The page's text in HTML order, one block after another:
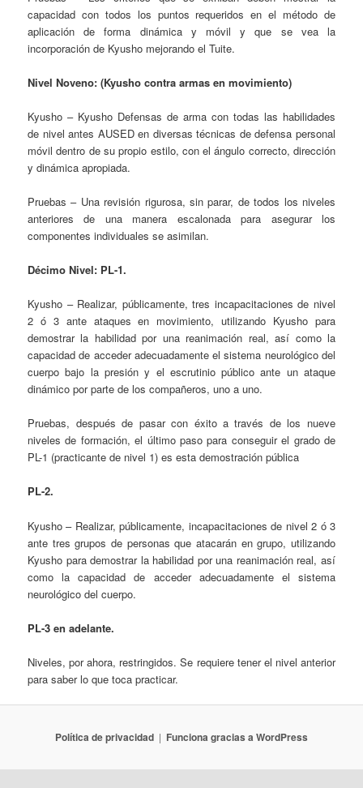
capacidad con todos los puntos requeridos en el método de
aplicación de forma dinámica y móvil y que se vea la
incorporación de Kyusho mejorando el Tuite.
Nivel Noveno: (Kyusho contra armas en movimiento)
Kyusho – Kyusho Defensas de arma con todas las habilidades
de nivel antes AUSED en diversas técnicas de defensa personal
móvil dentro de su propio estilo, con el ángulo correcto, dirección
y dinámica apropiada.
Pruebas – Una revisión rigurosa, sin parar, de todos los niveles
anteriores de una manera escalonada para asegurar los
componentes individuales se asimilan.
Décimo Nivel: PL-1.
Kyusho – Realizar, públicamente, tres incapacitaciones de nivel
2 ó 3 ante ataques en movimiento, utilizando Kyusho para
demostrar la habilidad por una reanimación real, así como la
capacidad de acceder adecuadamente el sistema neurológico del
cuerpo bajo la presión y el escrutinio público ante un ataque
dinámico por parte de los compañeros, uno a uno.
Pruebas, después de pasar con éxito a través de los nueve
niveles de formación, el último paso para conseguir el grado de
PL-1 (practicante de nivel 1) es esta demostración pública
PL-2.
Kyusho – Realizar, públicamente, incapacitaciones de nivel 2 ó 3
ante tres grupos de personas que atacarán en grupo, utilizando
Kyusho para demostrar la habilidad por una reanimación real, así
como la capacidad de acceder adecuadamente el sistema
neurológico del cuerpo.
PL-3 en adelante.
Niveles, por ahora, restringidos. Se requiere tener el nivel anterior
para saber lo que toca practicar.
Política de privacidad Funciona gracias a WordPress